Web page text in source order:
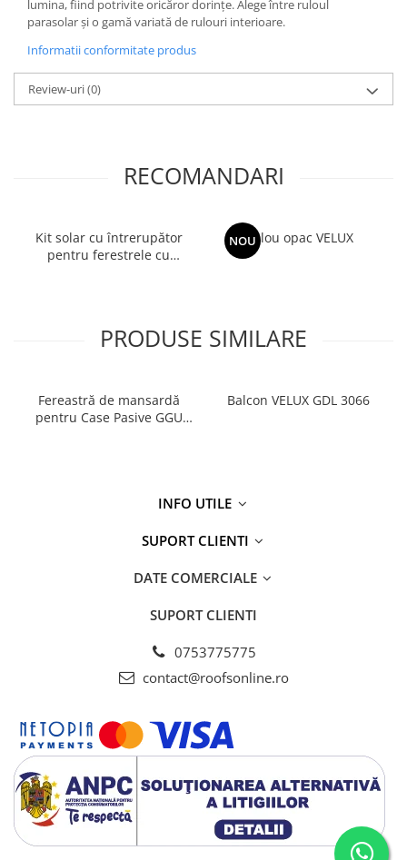
lumina, fiind potrivite oricăror dorințe. Alege între ruloul
parasolar și o gamă variată de rulouri interioare.
Informatii conformitate produs
Review-uri(0)
RECOMANDARI
Kit solar cu întrerupător
pentru ferestrele cu
NOURulou opac VELUX
PRODUSE SIMILARE
Fereastră de mansardă
pentru Case Pasive GGU
Balcon VELUX GDL 3066
INFO UTILE
SUPORT CLIENTI
DATE COMERCIALE
SUPORT CLIENTI
0753775775
contact@roofsonline.ro